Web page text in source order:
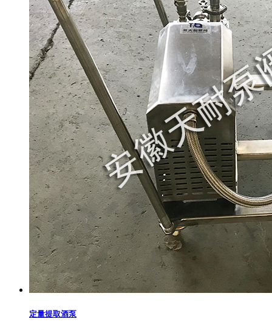
定量提取酒泵